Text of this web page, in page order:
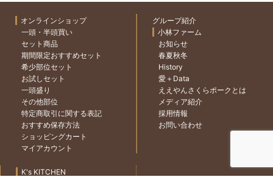
オンラインショップ
一頭・半頭買い
セット商品
期間限定おすすめセット
希少部位セット
お試しセット
一頭盛り
その他部位
特定商取引に関する表記
おすすめ保存方法
ショッピングカート
マイアカウント
グループ紹介
小林ファーム
お知らせ
春夏秋冬
History
愛＋Data
ええやんさくらポークとは
メディア紹介
採用情報
お問い合わせ
K's KITCHEN